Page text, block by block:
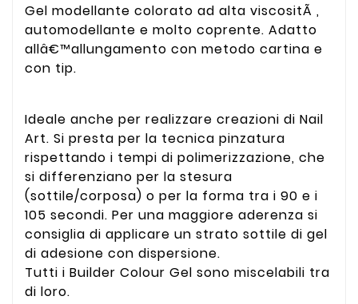
Gel modellante colorato ad alta viscositÃ ,
automodellante e molto coprente. Adatto
allâ€™allungamento con metodo cartina e
con tip.
Ideale anche per realizzare creazioni di Nail
Art. Si presta per la tecnica pinzatura
rispettando i tempi di polimerizzazione, che
si differenziano per la stesura
(sottile/corposa) o per la forma tra i 90 e i
105 secondi. Per una maggiore aderenza si
consiglia di applicare un strato sottile di gel
di adesione con dispersione.
Tutti i Builder Colour Gel sono miscelabili tra
di loro.